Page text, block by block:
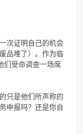
次证明自己的机会
品堆了）。作为临
们受命调查一场席
只是他们所声称的
申报吗？还是你自